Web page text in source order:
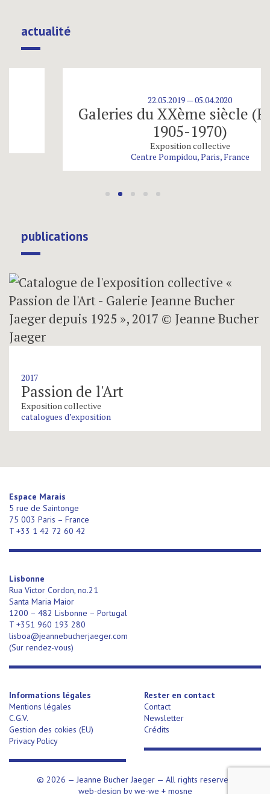
actualité
22.05.2019 — 05.04.2020
Galeries du XXème siècle (France
1905-1970)
Exposition collective
Centre Pompidou, Paris, France
publications
2017
Passion de l'Art
Exposition collective
catalogues d’exposition
Espace Marais
5 rue de Saintonge
75 003 Paris – France
T +33 1 42 72 60 42
Lisbonne
Rua Victor Cordon, no.21
Santa Maria Maior
1200 – 482 Lisbonne – Portugal
T +351 960 193 280
lisboa@jeannebucherjaeger.com
(Sur rendez-vous)
Informations légales
Mentions légales
C.G.V.
Gestion des cokies (EU)
Privacy Policy
Rester en contact
Contact
Newsletter
Crédits
© 2026 — Jeanne Bucher Jaeger — All rights reserved
web-design bywe-we + mosne